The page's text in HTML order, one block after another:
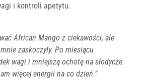
i kontroli apetytu.
African Mango z ciekawości, ale
zaskoczyły. Po miesiącu
wagi i mniejszą ochotę na słodycze.
więcej energii na co dzień.”